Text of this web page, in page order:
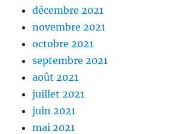
décembre 2021
novembre 2021
octobre 2021
septembre 2021
août 2021
juillet 2021
juin 2021
mai 2021